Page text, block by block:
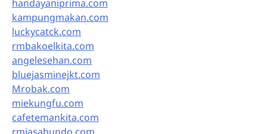
handayaniprima.com
kampungmakan.com
luckycatck.com
rmbakoelkita.com
angelesehan.com
bluejasminejkt.com
Mrobak.com
miekungfu.com
cafetemankita.com